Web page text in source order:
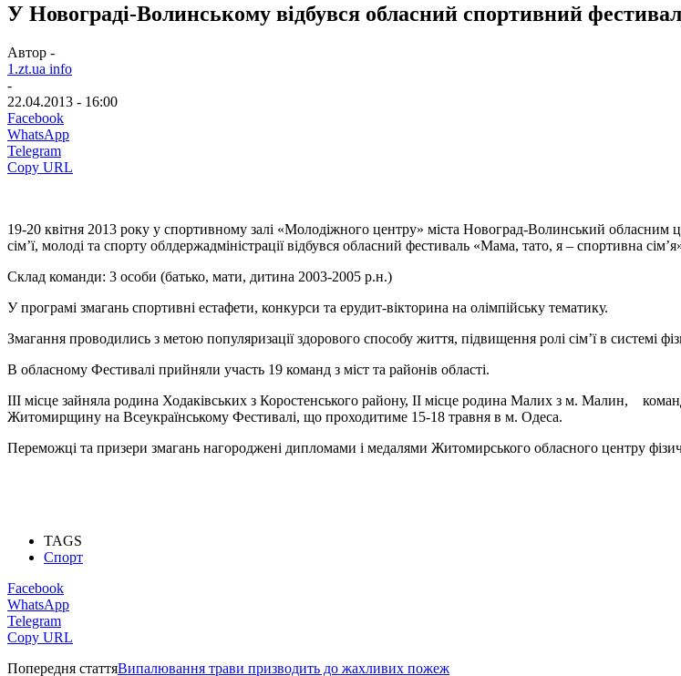
У Новограді-Волинському відбувся обласний спортивний
Автор -
1.zt.ua info
-
22.04.2013 - 16:00
Facebook
WhatsApp
Telegram
Copy URL
19-20 квітня 2013 року у спортивному залі «Молодіжного центру» міста Новоград-Волинський обласним
сім’ї, молоді та спорту облдержадміністрації відбувся обласний фестиваль «Мама, тато, я – спортивна
Склад команди: 3 особи (батько, мати, дитина 2003-2005 р.н.)
У програмі змагань спортивні естафети, конкурси та ерудит-вікторина на олімпійську тематику.
Змагання проводились з метою популяризації здорового способу життя, підвищення ролі сім’ї в системі
В обласному Фестивалі прийняли участь 19 команд з міст та районів області.
ІІІ місце зайняла родина Ходаківських з Коростенського району, ІІ місце родина Малих з м. Малин,
Житомирщину на Всеукраїнському Фестивалі, що проходитиме 15-18 травня в м. Одеса.
Переможці та призери змагань нагороджені дипломами і медалями Житомирського обласного центру
TAGS
Спорт
Facebook
WhatsApp
Telegram
Copy URL
Попередня статтяВипалювання трави призводить до жахливих пожеж